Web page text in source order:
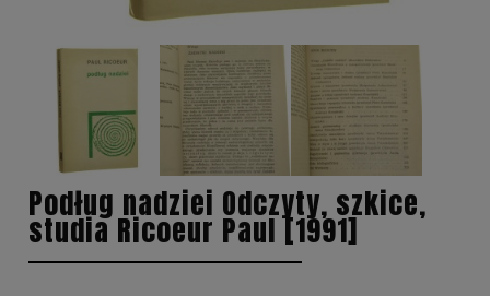
Podług nadziei Odczyty, szkice,
studia Ricoeur Paul [1991]